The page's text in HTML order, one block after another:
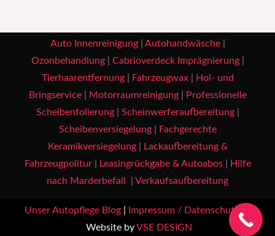
Auto Innenreinigung| Autohandwäsche|
Ozonbehandlung| Cabrioverdeck Imprägnierung|
Tierhaarentfernung| Fahrzeugwax|
Hol- und
Bringservice| Motorraumreinigung|
Professionelle
Scheibenfolierung| Scheinwerferaufbereitung|
Scheibenversiegelung|
Fachgerechte
Keramikversiegelung|
Lackaufbereitung &
Fahrzeugpolitur| Leasingrückgabe & Autoabos|
Hilfe
nach Marderbefall
Verkaufsaufbereitung
Unser Autopflege Blog| Impressum / Datenschutz
|
Website by VSE DESIGN